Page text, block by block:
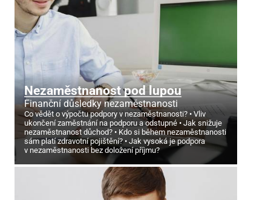
Nezaměstnanost pod lupou
Finanční důsledky nezaměstnanosti
Co vědět o výpočtu podpory v nezaměstnanosti?
Vliv
ukončení zaměstnání na podporu a odstupné
Jak snižuje
nezaměstnanost důchod?
Kdo si během nezaměstnanosti
sám platí zdravotní pojištění?
Jak vysoká je podpora
v nezaměstnanosti bez doložení příjmu?